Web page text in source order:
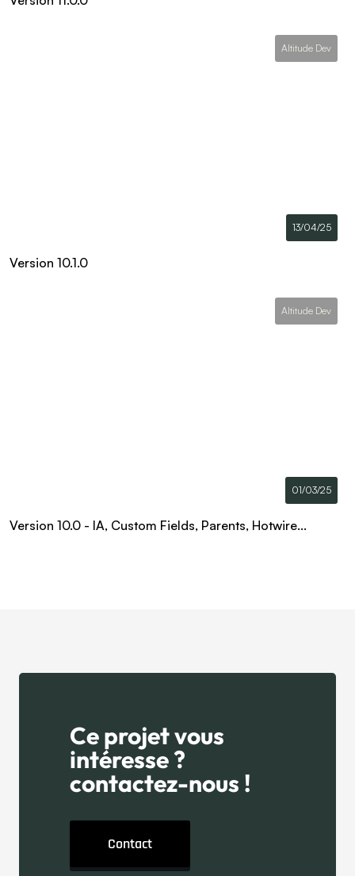
Altitude Dev
13/04/25
Version 10.1.0
Altitude Dev
01/03/25
Version 10.0 - IA, Custom Fields, Parents, Hotwire...
Ce projet vous
intéresse ?
contactez-nous !
Contact